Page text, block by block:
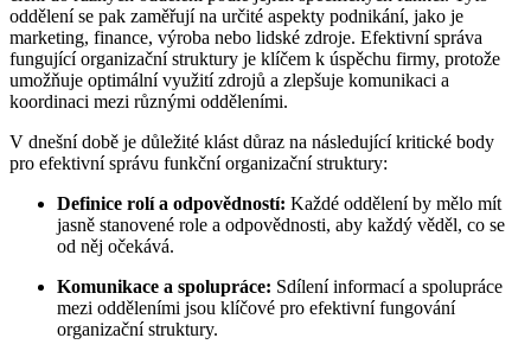
oddělení se pak zaměřují na určité aspekty podnikání, jako je
marketing, finance, výroba nebo lidské zdroje. Efektivní správa
fungující organizační struktury je klíčem k úspěchu firmy, protože
umožňuje optimální využití zdrojů a zlepšuje komunikaci a
koordinaci mezi různými odděleními.
V dnešní době je důležité klást důraz na následující kritické body
pro efektivní správu funkční organizační struktury:
Definice rolí a odpovědností: Každé oddělení by mělo mít
jasně stanovené role a odpovědnosti, aby každý věděl, co se
od něj očekává.
Komunikace a spolupráce: Sdílení informací a spolupráce
mezi odděleními jsou klíčové pro efektivní fungování
organizační struktury.